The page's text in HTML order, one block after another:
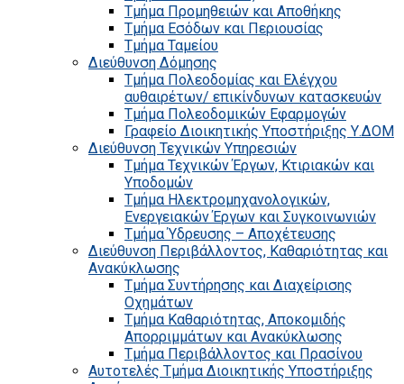
Τμήμα Προμηθειών και Αποθήκης
Τμήμα Εσόδων και Περιουσίας
Τμήμα Ταμείου
Διεύθυνση Δόμησης
Τμήμα Πολεοδομίας και Ελέγχου
αυθαιρέτων/ επικίνδυνων κατασκευών
Τμήμα Πολεοδομικών Εφαρμογών
Γραφείο Διοικητικής Υποστήριξης Υ.ΔΟΜ
Διεύθυνση Τεχνικών Υπηρεσιών
Τμήμα Τεχνικών Έργων, Κτιριακών και
Υποδομών
Τμήμα Ηλεκτρομηχανολογικών,
Ενεργειακών Έργων και Συγκοινωνιών
Τμήμα Ύδρευσης – Αποχέτευσης
Διεύθυνση Περιβάλλοντος, Καθαριότητας και
Ανακύκλωσης
Τμήμα Συντήρησης και Διαχείρισης
Οχημάτων
Τμήμα Καθαριότητας, Αποκομιδής
Απορριμμάτων και Ανακύκλωσης
Τμήμα Περιβάλλοντος και Πρασίνου
Αυτοτελές Τμήμα Διοικητικής Υποστήριξης